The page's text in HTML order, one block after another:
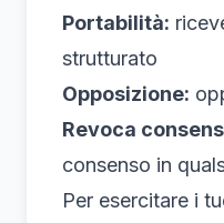
Portabilità:
strutturato
Opposizione:
Revoca
consenso in
Per esercitare i